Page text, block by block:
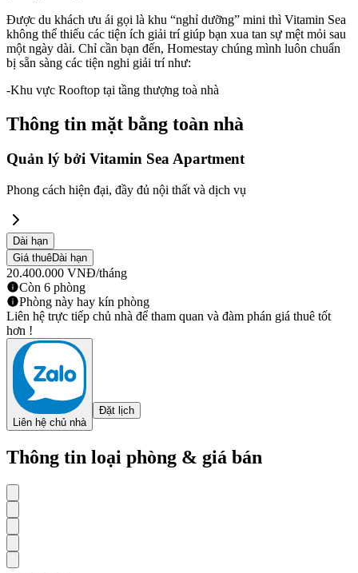
Được du khách ưu ái gọi là khu “nghỉ dưỡng” mini thì Vitamin Sea
không thể thiếu các tiện ích giải trí giúp bạn xua tan sự mệt mỏi sau
một ngày dài. Chỉ cần bạn đến, Homestay chúng mình luôn chuẩn
bị sẵn sàng các tiện nghi giải trí như:
-Khu vực Rooftop tại tầng thượng toà nhà
Thông tin mặt bằng toàn nhà
Quản lý bởi Vitamin Sea Apartment
Phong cách hiện đại, đầy đủ nội thất và dịch vụ
Dài hạn
Giá thuêDài hạn
20.400.000 VNĐ/tháng
Còn 6 phòng
Phòng này hay kín phòng
Liên hệ trực tiếp chủ nhà để tham quan và đàm phán giá thuê tốt
hơn !
Liên hệ chủ nhà
Đặt lịch
Thông tin loại phòng & giá bán